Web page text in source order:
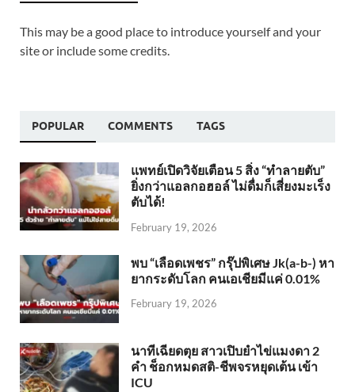
This may be a good place to introduce yourself and your
site or include some credits.
POPULAR COMMENTS TAGS
แพทย์เปิดวิจัยเตือน 5 สิ่ง “ทำลายตับ”
ยิ่งกว่าแอลกอฮอล์ ไม่ดื่มก็เสี่ยงมะเร็ง
ตับได้!
February 19, 2026
พบ “เลือดเพชร” กรุ๊ปพิเศษ Jk(a-b-) หา
ยากระดับโลก คนเอเชียมีแค่ 0.01%
February 19, 2026
นาทีเฉียดตุย สาวเปิบยำไข่แมงดา 2
คำ ช็อกหมดสติ-ชีพจรหยุดเต้น เข้า
ICU